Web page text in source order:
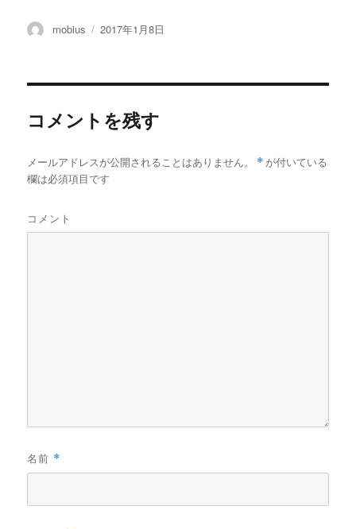
投
mobius
投
2017年1月8日
コメントを残す
メールアドレスが公開されることはありません。 * が付いている
欄は必須項目です
コメント
名前 *